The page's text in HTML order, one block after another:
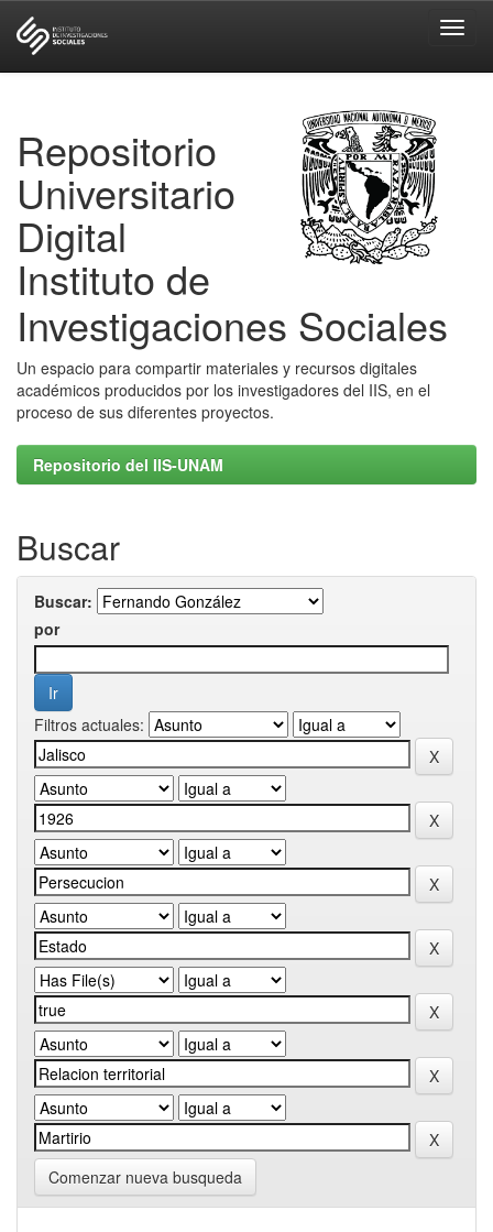
Repositorio
Universitario
Digital
Instituto de
Investigaciones Sociales
Un espacio para compartir materiales y recursos digitales
académicos producidos por los investigadores del IIS, en el
proceso de sus diferentes proyectos.
Repositorio del IIS-UNAM
Buscar
Buscar:
por
Filtros actuales:
Comenzar nueva busqueda